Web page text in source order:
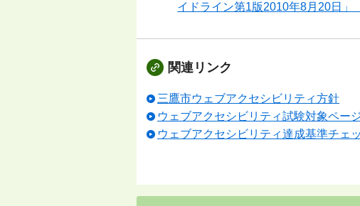
イドライン第1版2010年8月20日」
関連リンク
三鷹市ウェブアクセシビリティ方針
ウェブアクセシビリティ試験対象ペー
ウェブアクセシビリティ達成基準チェ